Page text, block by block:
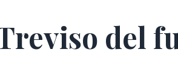
del